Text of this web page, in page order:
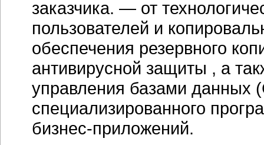
заказчика. — от
пользователей и
обеспечения резервного
антивирусной защиты , а
управления базами данных
специализированного
бизнес-приложений.